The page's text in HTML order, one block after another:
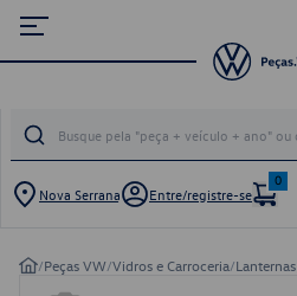
Nova Serrana Entre/registre-se
0
/Peças VW/Vidros e Carroceria/Lanternas